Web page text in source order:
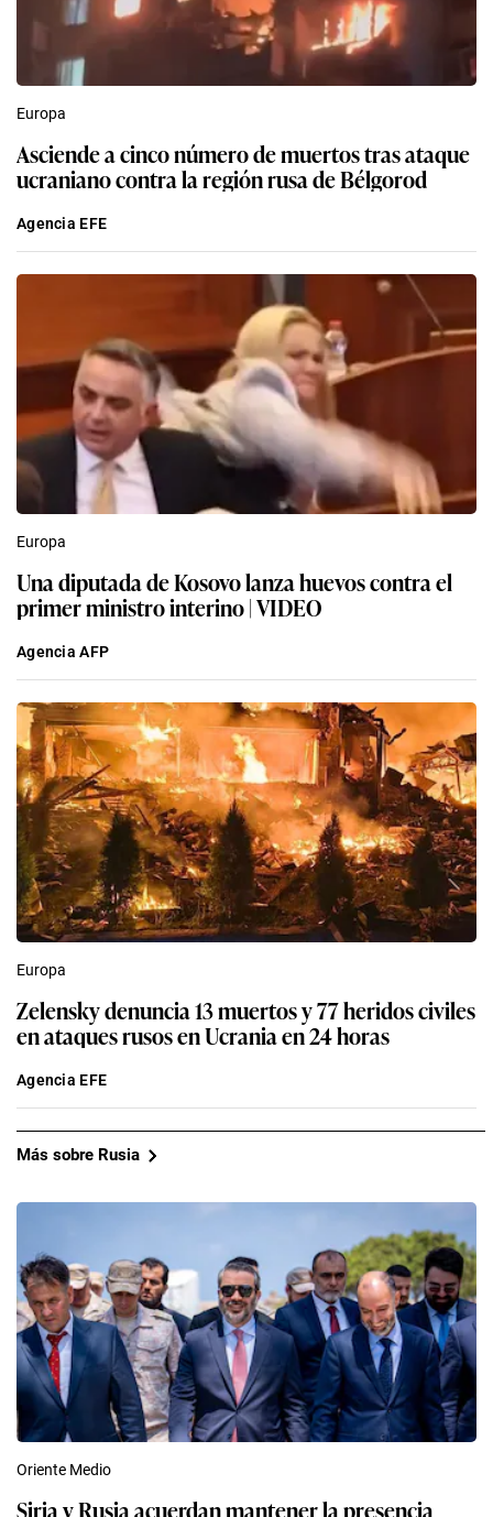
Europa
Asciende a cinco número de muertos tras ataque
ucraniano contra la región rusa de Bélgorod
Agencia EFE
Europa
Una diputada de Kosovo lanza huevos contra el
primer ministro interino | VIDEO
Agencia AFP
Europa
Zelensky denuncia 13 muertos y 77 heridos civiles
en ataques rusos en Ucrania en 24 horas
Agencia EFE
Más sobre Rusia
Oriente Medio
Siria y Rusia acuerdan mantener la presencia